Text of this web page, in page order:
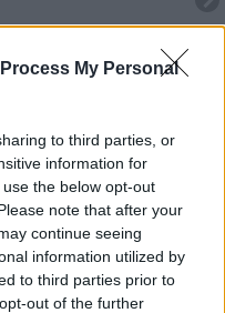
My Personal
to third parties, or
information for
the below opt-out
note that after your
continue seeing
information utilized by
to third parties prior to
out of the further
Nero
nel borgo medievale
storica
da favola